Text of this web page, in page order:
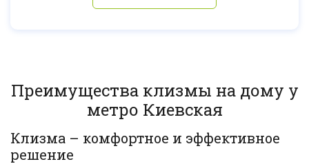
Преимущества клизмы на дому у
метро Киевская
Клизма – комфортное и эффективное
решение